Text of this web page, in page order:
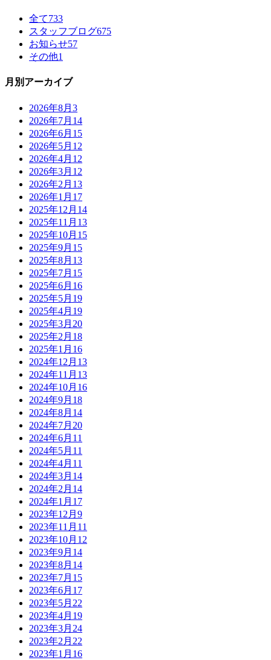
全て733
スタッフブログ675
お知らせ57
その他1
月別アーカイブ
2026年8月 3
2026年7月 14
2026年6月 15
2026年5月 12
2026年4月 12
2026年3月 12
2026年2月 13
2026年1月 17
2025年12月 14
2025年11月 13
2025年10月 15
2025年9月 15
2025年8月 13
2025年7月 15
2025年6月 16
2025年5月 19
2025年4月 19
2025年3月 20
2025年2月 18
2025年1月 16
2024年12月 13
2024年11月 13
2024年10月 16
2024年9月 18
2024年8月 14
2024年7月 20
2024年6月 11
2024年5月 11
2024年4月 11
2024年3月 14
2024年2月 14
2024年1月 17
2023年12月 9
2023年11月 11
2023年10月 12
2023年9月 14
2023年8月 14
2023年7月 15
2023年6月 17
2023年5月 22
2023年4月 19
2023年3月 24
2023年2月 22
2023年1月 16